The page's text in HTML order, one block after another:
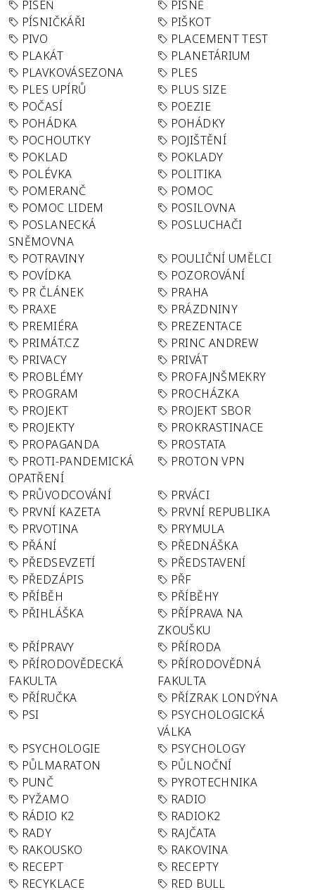
PÍSEŇ
PÍSNĚ
PÍSNIČKÁŘI
PIŠKOT
PIVO
PLACEMENT TEST
PLAKÁT
PLANETÁRIUM
PLAVKOVÁSEZONA
PLES
PLES UPÍRŮ
PLUS SIZE
POČASÍ
POEZIE
POHÁDKA
POHÁDKY
POCHOUTKY
POJIŠTĚNÍ
POKLAD
POKLADY
POLÉVKA
POLITIKA
POMERANČ
POMOC
POMOC LIDEM
POSILOVNA
POSLANECKÁ
SNĚMOVNA
POSLUCHAČI
POTRAVINY
POULIČNÍ UMĚLCI
POVÍDKA
POZOROVÁNÍ
PR ČLÁNEK
PRAHA
PRAXE
PRÁZDNINY
PREMIÉRA
PREZENTACE
PRIMÁT.CZ
PRINC ANDREW
PRIVACY
PRIVÁT
PROBLÉMY
PROFAJNŠMEKRY
PROGRAM
PROCHÁZKA
PROJEKT
PROJEKT SBOR
PROJEKTY
PROKRASTINACE
PROPAGANDA
PROSTATA
PROTI-PANDEMICKÁ
OPATŘENÍ
PROTON VPN
PRŮVODCOVÁNÍ
PRVÁCI
PRVNÍ KAZETA
PRVNÍ REPUBLIKA
PRVOTINA
PRYMULA
PŘÁNÍ
PŘEDNÁŠKA
PŘEDSEVZETÍ
PŘEDSTAVENÍ
PŘEDZÁPIS
PŘF
PŘÍBĚH
PŘÍBĚHY
PŘIHLÁŠKA
PŘÍPRAVA NA
ZKOUŠKU
PŘÍPRAVY
PŘÍRODA
PŘÍRODOVĚDECKÁ
FAKULTA
PŘÍRODOVĚDNÁ
FAKULTA
PŘÍRUČKA
PŘÍZRAK LONDÝNA
PSI
PSYCHOLOGICKÁ
VÁLKA
PSYCHOLOGIE
PSYCHOLOGY
PŮLMARATON
PŮLNOČNÍ
PUNČ
PYROTECHNIKA
PYŽAMO
RADIO
RÁDIO K2
RADIOK2
RADY
RAJČATA
RAKOUSKO
RAKOVINA
RECEPT
RECEPTY
RECYKLACE
RED BULL